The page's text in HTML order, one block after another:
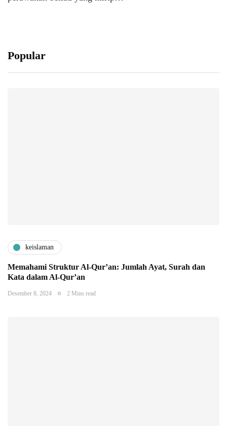
Popular
keislaman
Memahami Struktur Al-Qur’an: Jumlah Ayat, Surah dan
Kata dalam Al-Qur’an
Desember 8, 2024 2 Mins read